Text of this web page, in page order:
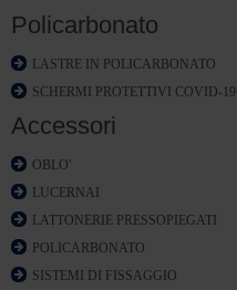
Policarbonato
LASTRE IN POLICARBONATO
SCHERMI PROTETTIVI COVID-19
Accessori
OBLO'
LUCERNAI
LATTONERIE PRESSOPIEGATI
POLICARBONATO
SISTEMI DI FISSAGGIO